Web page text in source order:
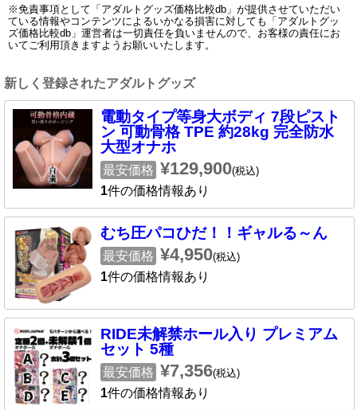
※免責事項として「アダルトグッズ価格比較db」が提供させていただい
ている情報やコンテンツによるいかなる損害に対しても「アダルトグッ
ズ価格比較db」運営者は一切責任を負いませんので、お客様の責任にお
いてご利用頂きますようお願いいたします。
新しく登録されたアダルトグッズ
電動タイプ等身大ボディ 7段ピスト
ン 可動骨格 TPE 約28kg 完全防水
大型オナホ
最安価格 ¥129,900(税込)
1件の価格情報あり
むち圧パコひだ！！ギャルる～ん
最安価格 ¥4,950(税込)
1件の価格情報あり
RIDE未解禁ホール入り プレミアム
セット 5種
最安価格 ¥7,356(税込)
1件の価格情報あり